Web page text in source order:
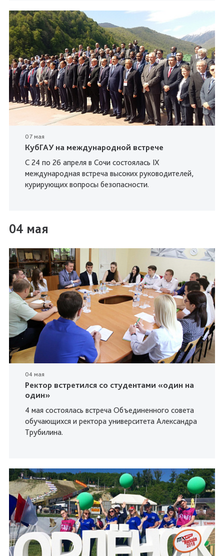
07 мая
КубГАУ на международной встрече
С 24 по 26 апреля в Сочи состоялась IX
международная встреча высоких руководителей,
курирующих вопросы безопасности.
04 мая
04 мая
Ректор встретился со студентами «один на
один»
4 мая состоялась встреча Объединенного совета
обучающихся и ректора университета Александра
Трубилина.